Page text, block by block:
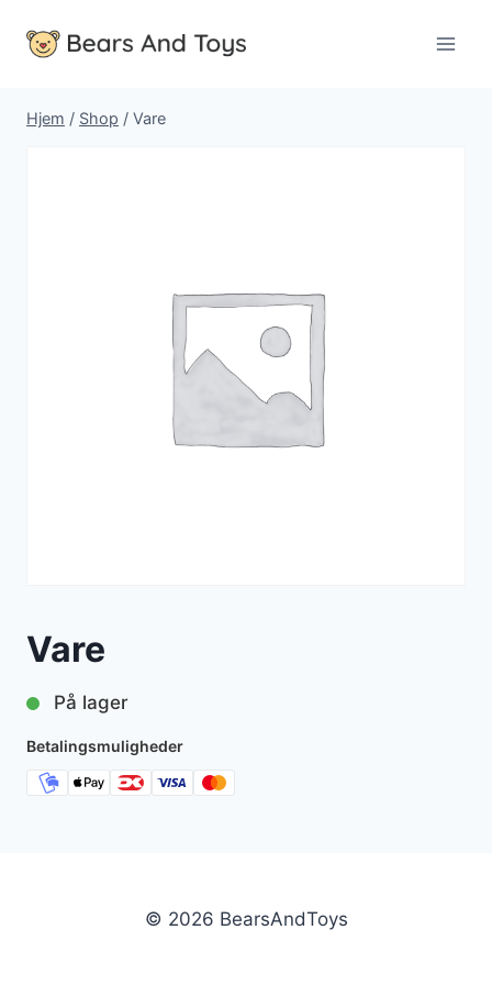
Hjem / Shop / Vare
Vare
På lager
Betalingsmuligheder
© 2026 BearsAndToys